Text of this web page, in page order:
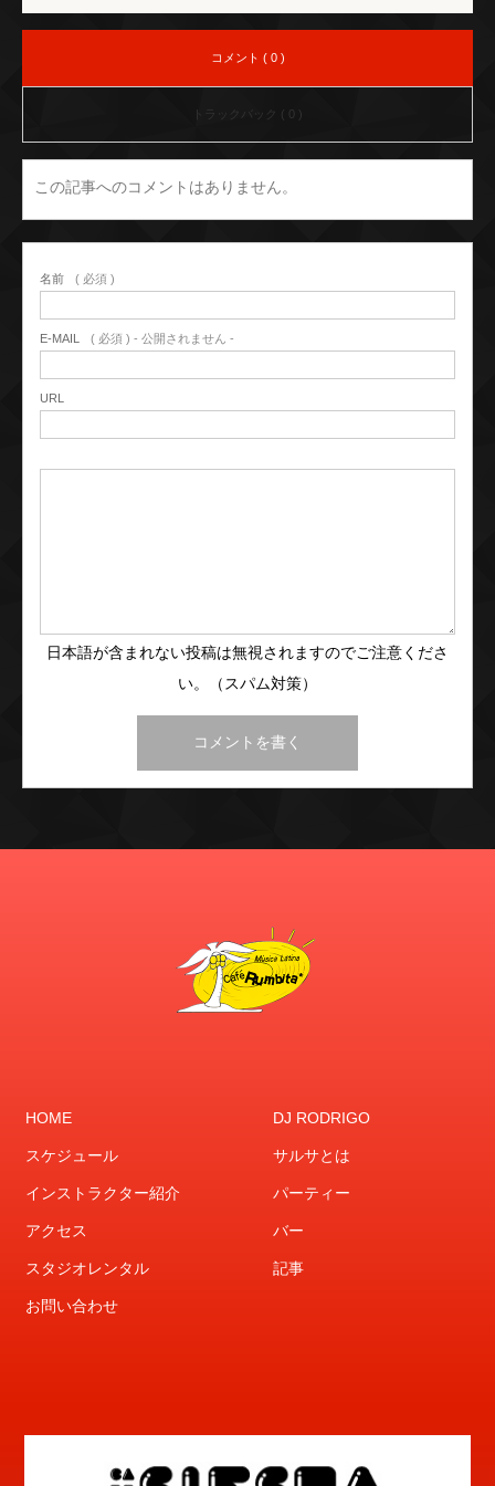
コメント ( 0 )
トラックバック ( 0 )
この記事へのコメントはありません。
名前 ( 必須 )
E-MAIL ( 必須 ) - 公開されません -
URL
日本語が含まれない投稿は無視されますのでご注意くださ
い。（スパム対策）
HOME DJ RODRIGO
スケジュール サルサとは
インストラクター紹介 パーティー
アクセス バー
スタジオレンタル 記事
お問い合わせ